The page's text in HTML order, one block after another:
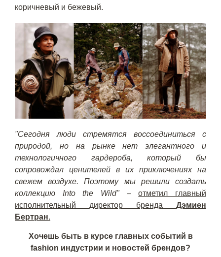
коричневый и бежевый.
"Сегодня люди стремятся воссоединиться с
природой, но на рынке нет элегантного и
технологичного гардероба, который бы
сопровождал ценителей в их приключениях на
свежем воздухе. Поэтому мы решили создать
коллекцию Into the Wild"–отметил главный
исполнительный директор бренда Дэмиен
Бертран.
Хочешь быть в курсе главных событий в
fashion индустрии и новостей брендов?